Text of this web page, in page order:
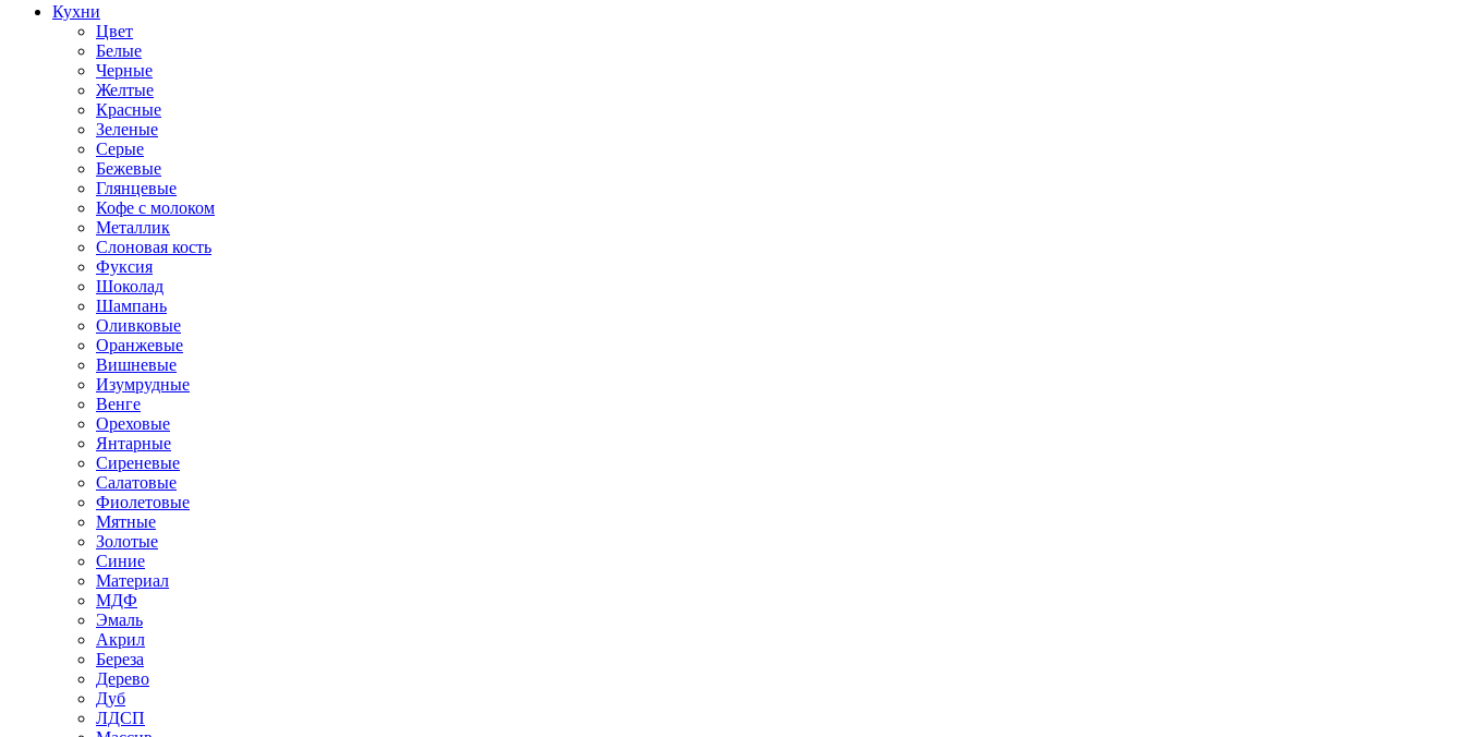
Кухни
Цвет
Белые
Черные
Желтые
Красные
Зеленые
Серые
Бежевые
Глянцевые
Кофе с молоком
Металлик
Слоновая кость
Фуксия
Шоколад
Шампань
Оливковые
Оранжевые
Вишневые
Изумрудные
Венге
Ореховые
Янтарные
Сиреневые
Салатовые
Фиолетовые
Мятные
Золотые
Синие
Материал
МДФ
Эмаль
Акрил
Береза
Дерево
Дуб
ЛДСП